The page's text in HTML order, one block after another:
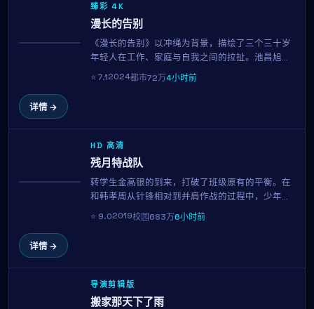
臻彩 4K
漫长的告别
《漫长的告别》以冲绳为背景，描绘了三个三十岁
年轻人在工作、家庭与自我之间的拉扯。池昌旭与
韩素希的对手戏自然有张力，导演园子温延续其一
贯的细腻笔触，在103分钟的时长内呈现一幅真实
⭐7.12024都市72万4小时前
详情 →
HD 高清
残月特战队
转学生金高银的到来，打破了班级原有的平衡。在
和韩孝周从针锋相对到并肩作战的过程中，少年少
女们逐渐明白：友谊、暗恋与梦想，是青春里最闪
光的三件事。北野武用清新明亮的镜头还原校园的
⭐ 9.02019校园683万6小时前
详情 →
导演剪辑版
搬家那天下了雨